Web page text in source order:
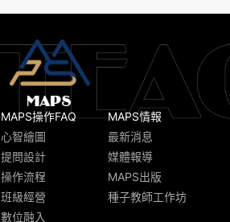
MAPS操作FAQ
心智繪圖
提問設計
操作流程
班級經營
數位融入
MAPS情報
最新消息
媒體報導
MAPS出版
種子教師工作坊